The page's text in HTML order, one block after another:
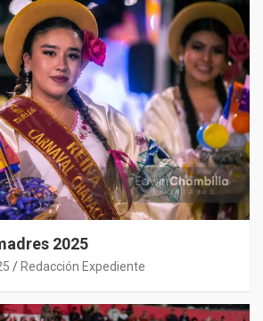
2025
Redacción Expediente